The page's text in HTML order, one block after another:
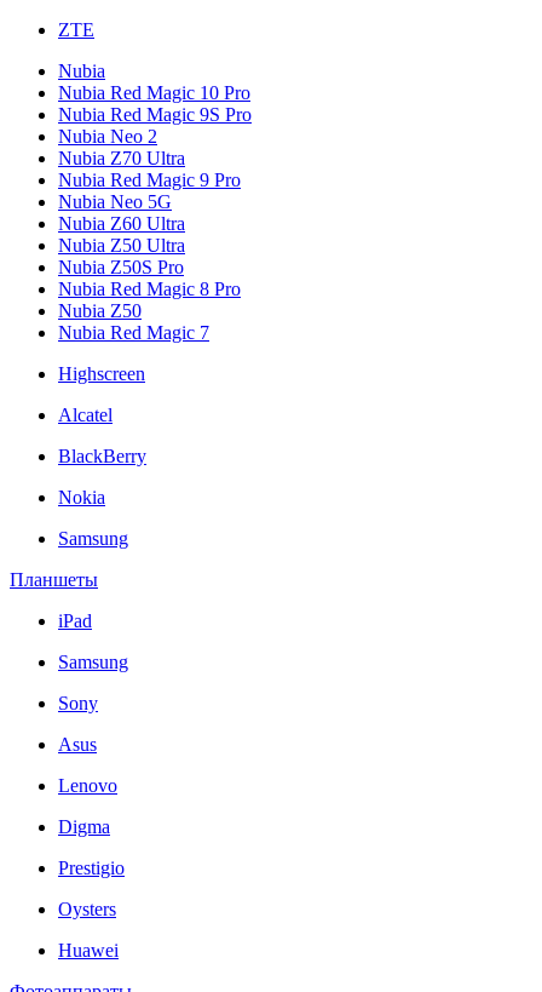
ZTE
Nubia
Nubia Red Magic 10 Pro
Nubia Red Magic 9S Pro
Nubia Neo 2
Nubia Z70 Ultra
Nubia Red Magic 9 Pro
Nubia Neo 5G
Nubia Z60 Ultra
Nubia Z50 Ultra
Nubia Z50S Pro
Nubia Red Magic 8 Pro
Nubia Z50
Nubia Red Magic 7
Highscreen
Alcatel
BlackBerry
Nokia
Samsung
Планшеты
iPad
Samsung
Sony
Asus
Lenovo
Digma
Prestigio
Oysters
Huawei